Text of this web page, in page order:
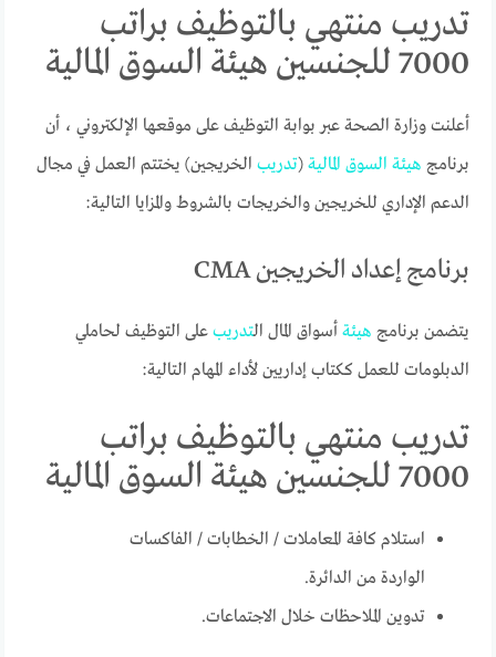
تدريب منتهي بالتوظيف براتب
7000 للجنسين هيئة السوق المالية
أعلنت وزارة الصحة عبر بوابة التوظيف على موقعها الإلكتروني ، أن
برنامج هيئة السوق المالية (تدريب الخريجين) يختتم العمل في مجال
الدعم الإداري للخريجين والخريجات ​​بالشروط والمزايا التالية:
برنامج إعداد الخريجين CMA
يتضمن برنامج هيئة أسواق المال التدريب على التوظيف لحاملي
الدبلومات للعمل ككتاب إداريين لأداء المهام التالية:
تدريب منتهي بالتوظيف براتب
7000 للجنسين هيئة السوق المالية
استلام كافة المعاملات / الخطابات / الفاكسات
الواردة من الدائرة.
تدوين الملاحظات خلال الاجتماعات.